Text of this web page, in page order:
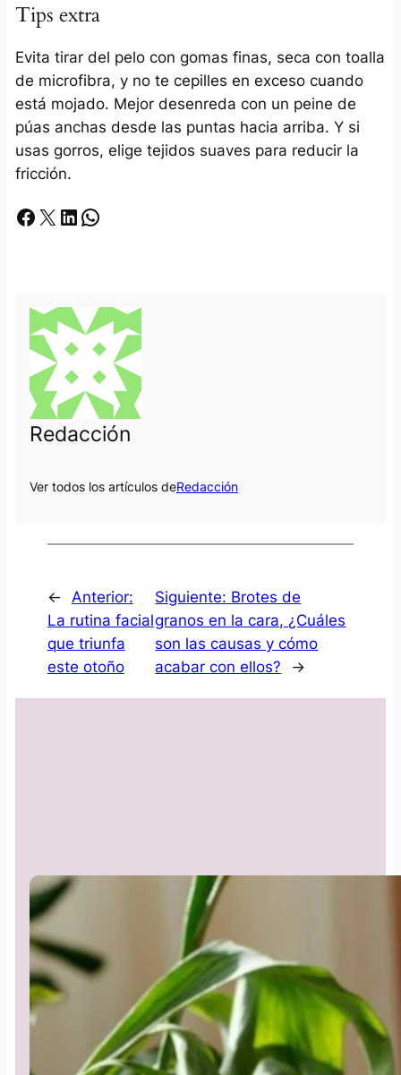
Tips extra
Evita tirar del pelo con gomas finas, seca con toalla
de microfibra, y no te cepilles en exceso cuando
está mojado. Mejor desenreda con un peine de
púas anchas desde las puntas hacia arriba. Y si
usas gorros, elige tejidos suaves para reducir la
fricción.
Facebook X LinkedIn Whatsapp
Redacción
Ver todos los artículos deRedacción
← Anterior:
La rutina facial
que triunfa
este otoño
Siguiente: Brotes de
granos en la cara, ¿Cuáles
son las causas y cómo
acabar con ellos?
→